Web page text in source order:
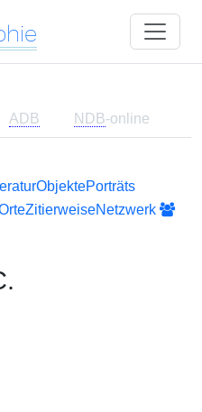
ADB NDB-online
ObjektePorträts
ZitierweiseNetzwerk